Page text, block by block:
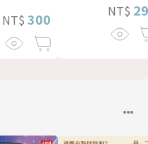
NT$ 300 NT$